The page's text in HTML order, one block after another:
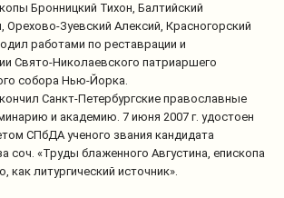
Бронницкий Тихон, Балтийский
Орехово-Зуевский Алексий, Красногорский
работами по реставрации и
Свято-Николаевского патриаршего
собора Нью-Йорка.
Санкт-Петербургские православные
и академию. 7 июня 2007 г. удостоен
СПбДА ученого звания кандидата
соч. «Труды блаженного Августина, епископа
как литургический источник».